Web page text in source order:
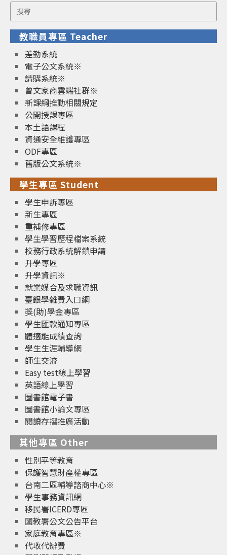
Search
for:
教職員專區 Teacher
差勤系統
電子公文系統※
請購系統※
曾文家商雲端社群※
新課綱推動相關規定
公開授課專區
本土語課程
資通安全維護專區
ODF專區
舊版公文系統※
學生專區 Student
學生申訴專區
新生專區
重補修專區
學生學習歷程檔案系統
校務行政系統解鎖申請
升學專區
升學資訊※
就業媒合及求職資訊
臺銀學雜費入口網
獎(助)學金專區
學生匯款通知專區
體適能成績查詢
學生生涯輔導網
師生交流
Easy test線上學習
英語線上學習
圖書館電子書
圖書館小論文專區
閱讀存摺推廣活動
其他專區 Other
性別平等教育
保護智慧財產權專區
台南二區輔導諮商中心※
學生事務資訊網
移民署ICERD專區
國教署公文公告平台
家庭教育專區※
代收代辦費